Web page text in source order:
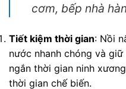
cơm, bếp nhà
Tiết kiệm thời gian: Nồi
nước nhanh chóng và
ngắn thời gian ninh
thời gian chế biến.